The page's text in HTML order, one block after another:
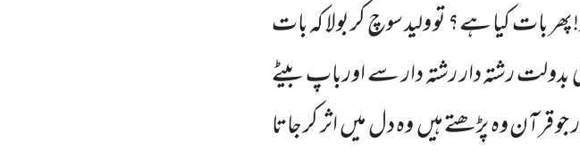
بات کیا ہے؟ تو ولید سوچ کر بولا کہ بات
بدولت رشتہ دار رشتہ دار سے اورباپ بیٹے
قرآن وہ پڑھتے ہیں وہ دل میں اثر کر جاتا